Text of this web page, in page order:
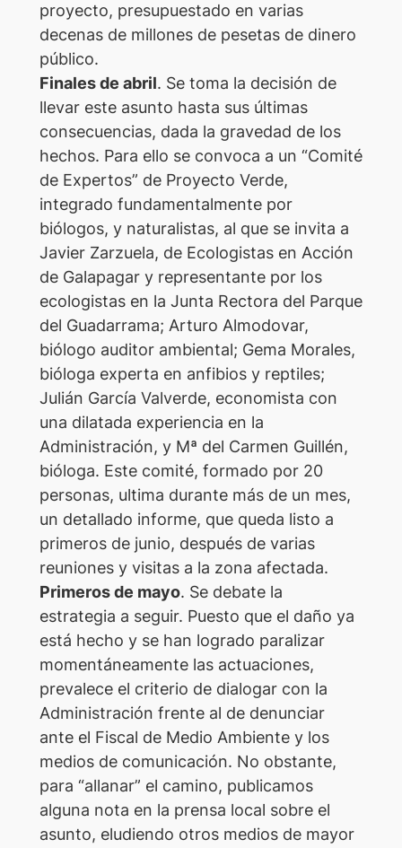
proyecto, presupuestado en varias
decenas de millones de pesetas de dinero
público.
Finales de abril. Se toma la decisión de
llevar este asunto hasta sus últimas
consecuencias, dada la gravedad de los
hechos. Para ello se convoca a un “Comité
de Expertos” de Proyecto Verde,
integrado fundamentalmente por
biólogos, y naturalistas, al que se invita a
Javier Zarzuela, de Ecologistas en Acción
de Galapagar y representante por los
ecologistas en la Junta Rectora del Parque
del Guadarrama; Arturo Almodovar,
biólogo auditor ambiental; Gema Morales,
bióloga experta en anfibios y reptiles;
Julián García Valverde, economista con
una dilatada experiencia en la
Administración, y Mª del Carmen Guillén,
bióloga. Este comité, formado por 20
personas, ultima durante más de un mes,
un detallado informe, que queda listo a
primeros de junio, después de varias
reuniones y visitas a la zona afectada.
Primeros de mayo. Se debate la
estrategia a seguir. Puesto que el daño ya
está hecho y se han logrado paralizar
momentáneamente las actuaciones,
prevalece el criterio de dialogar con la
Administración frente al de denunciar
ante el Fiscal de Medio Ambiente y los
medios de comunicación. No obstante,
para “allanar” el camino, publicamos
alguna nota en la prensa local sobre el
asunto, eludiendo otros medios de mayor